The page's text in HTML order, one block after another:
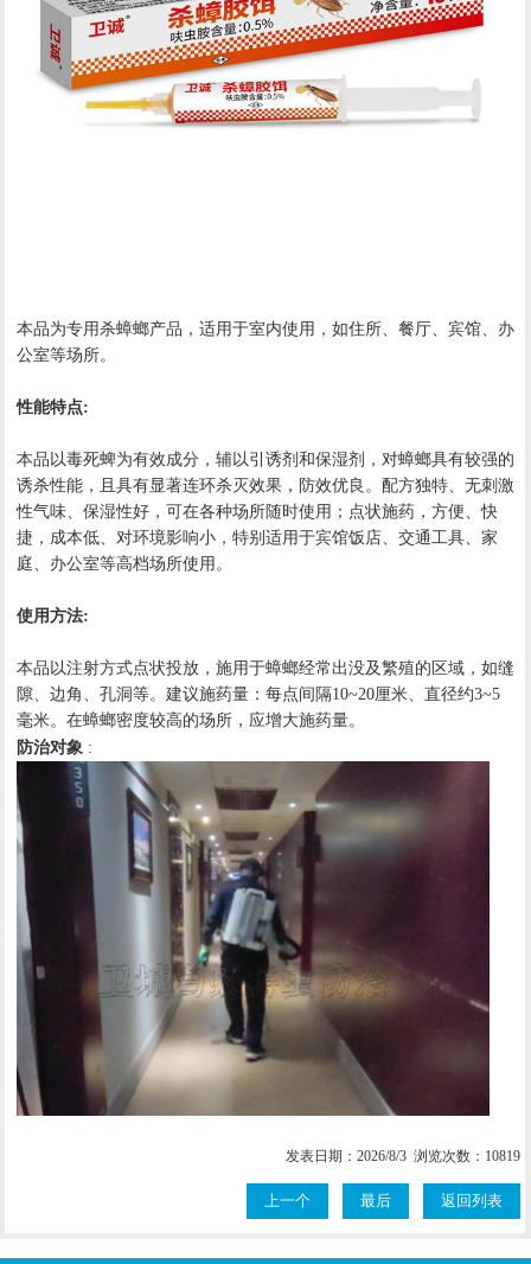
本品为专用杀蟑螂产品，适用于室内使用，如住所、餐厅、宾馆、办
公室等场所。
性能特点:
本品以毒死蜱为有效成分，辅以引诱剂和保湿剂，对蟑螂具有较强的
诱杀性能，且具有显著连环杀灭效果，防效优良。配方独特、无刺激
性气味、保湿性好，可在各种场所随时使用；点状施药，方便、快
捷，成本低、对环境影响小，特别适用于宾馆饭店、交通工具、家
庭、办公室等高档场所使用。
使用方法:
本品以注射方式点状投放，施用于蟑螂经常出没及繁殖的区域，如缝
隙、边角、孔洞等。建议施药量：每点间隔10~20厘米、直径约3~5
毫米。在蟑螂密度较高的场所，应增大施药量。
防治对象 :
发表日期：2026/8/3 浏览次数：10819
上一个 最后 返回列表